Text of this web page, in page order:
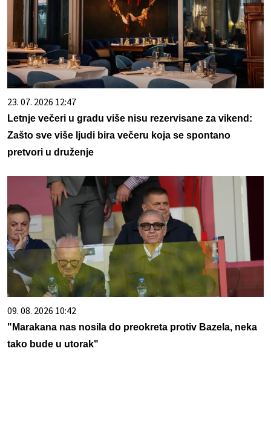
23. 07. 2026 12:47
Letnje večeri u gradu više nisu rezervisane za vikend:
Zašto sve više ljudi bira večeru koja se spontano
pretvori u druženje
09. 08. 2026 10:42
"Marakana nas nosila do preokreta protiv Bazela, neka
tako bude u utorak"